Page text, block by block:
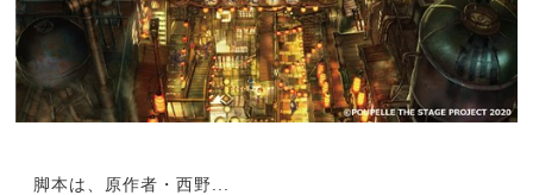
脚本は、原作者・西野...